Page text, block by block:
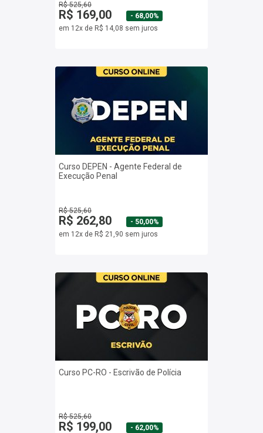
R$ 525,60
R$ 169,00
- 68,00%
em 12x de R$ 14,08 sem juros
Curso DEPEN - Agente Federal de
Execução Penal
R$ 525,60
R$ 262,80
- 50,00%
em 12x de R$ 21,90 sem juros
Curso PC-RO - Escrivão de Polícia
R$ 525,60
R$ 199,00 - 62,00%